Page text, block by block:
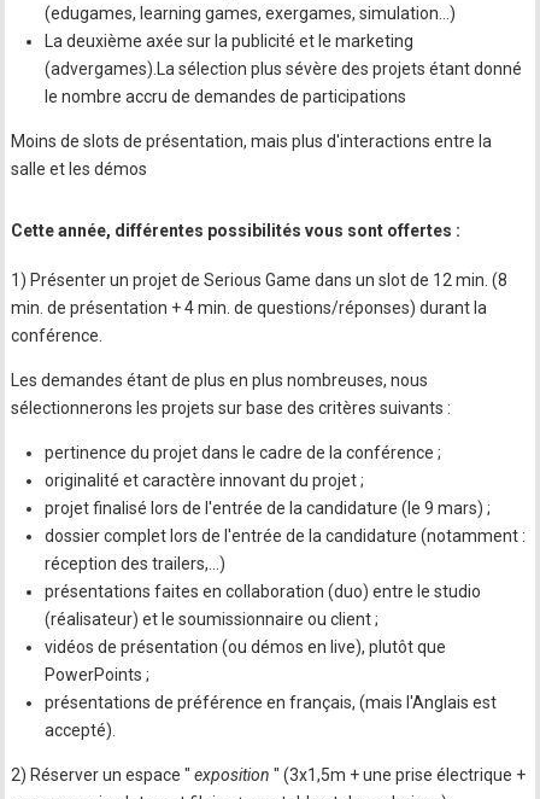
(edugames, learning games, exergames, simulation…)
La deuxième axée sur la publicité et le marketing
(advergames).La sélection plus sévère des projets étant donné
le nombre accru de demandes de participations
Moins de slots de présentation, mais plus d'interactions entre la
salle et les démos
Cette année, différentes possibilités vous sont offertes :
1) Présenter un projet de Serious Game dans un slot de 12 min. (8
min. de présentation + 4 min. de questions/réponses) durant la
conférence.
Les demandes étant de plus en plus nombreuses, nous
sélectionnerons les projets sur base des critères suivants :
pertinence du projet dans le cadre de la conférence ;
originalité et caractère innovant du projet ;
projet finalisé lors de l'entrée de la candidature (le 9 mars) ;
dossier complet lors de l'entrée de la candidature (notamment :
réception des trailers,…)
présentations faites en collaboration (duo) entre le studio
(réalisateur) et le soumissionnaire ou client ;
vidéos de présentation (ou démos en live), plutôt que
PowerPoints ;
présentations de préférence en français, (mais l'Anglais est
accepté).
2) Réserver un espace " exposition" (3x1,5m + une prise électrique +